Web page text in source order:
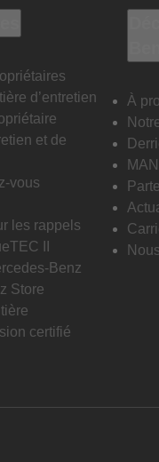
d’entretien
et de
vous
les rappels
II
Benz
Store
certifié
À